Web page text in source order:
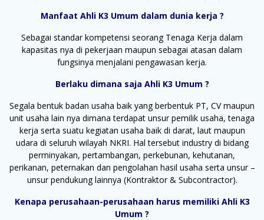
Manfaat Ahli K3 Umum dalam dunia kerja ?
Sebagai standar kompetensi seorang Tenaga Kerja dalam
kapasitas nya di pekerjaan maupun sebagai atasan dalam
fungsinya menjalani pengawasan kerja.
Berlaku dimana saja Ahli K3 Umum ?
Segala bentuk badan usaha baik yang berbentuk PT, CV maupun
unit usaha lain nya dimana terdapat unsur pemilik usaha, tenaga
kerja serta suatu kegiatan usaha baik di darat, laut maupun
udara di seluruh wilayah NKRI. Hal tersebut industry di bidang
perminyakan, pertambangan, perkebunan, kehutanan,
perikanan, peternakan dan pengolahan hasil usaha serta unsur –
unsur pendukung lainnya (Kontraktor & Subcontractor).
Kenapa perusahaan-perusahaan harus memiliki Ahli K3
Umum ?